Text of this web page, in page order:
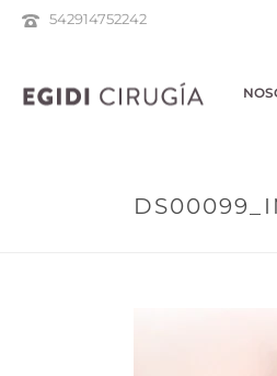
542914752242